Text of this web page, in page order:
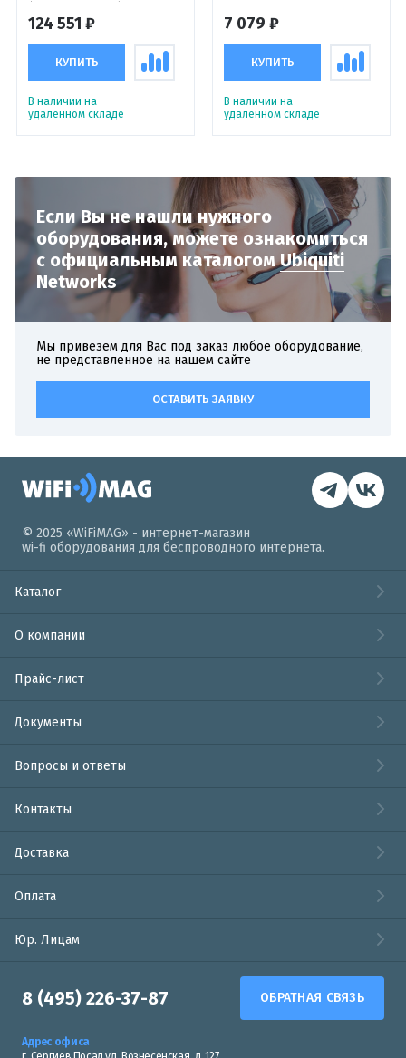
124 551 ₽
КУПИТЬ
В наличии на
удаленном складе
RD-5G30 и RD-5G34
7 079 ₽
КУПИТЬ
В наличии на
удаленном складе
Если Вы не нашли нужного
оборудования,можете ознакомиться
с официальнымкаталогомUbiquiti
Networks
Мы привезем для Вас под заказ любое оборудование,
не представленное на нашем сайте
ОСТАВИТЬ ЗАЯВКУ
© 2025 «WiFiMAG» - интернет-магазин
wi-fi оборудования для беспроводного интернета.
Каталог
О компании
Прайс-лист
Документы
Вопросы и ответы
Контакты
Доставка
Оплата
Юр. Лицам
8 (495) 226-37-87 ОБРАТНАЯ СВЯЗЬ
Адрес офиса